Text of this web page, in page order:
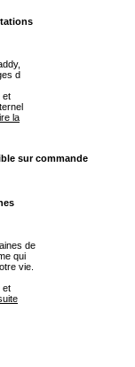
d
et
la
sur commande
de
qui
vie.
et